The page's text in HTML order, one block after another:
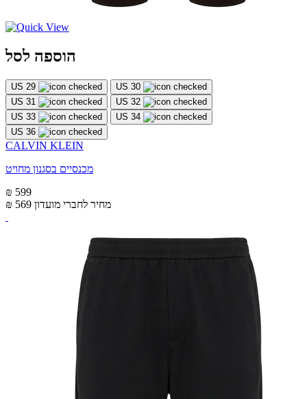
הוספה לסל
US 29
US 30
US 31
US 32
US 33
US 34
US 36
CALVIN KLEIN
מכנסיים בסגנון מחויט
₪ 599
₪ 569 מחיר לחברי מועדון